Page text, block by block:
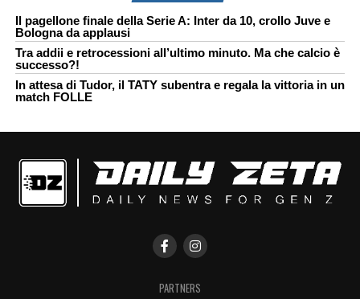
Il pagellone finale della Serie A: Inter da 10, crollo Juve e
Bologna da applausi
Tra addii e retrocessioni all’ultimo minuto. Ma che calcio è
successo?!
In attesa di Tudor, il TATY subentra e regala la vittoria in un
match FOLLE
PARTNERS